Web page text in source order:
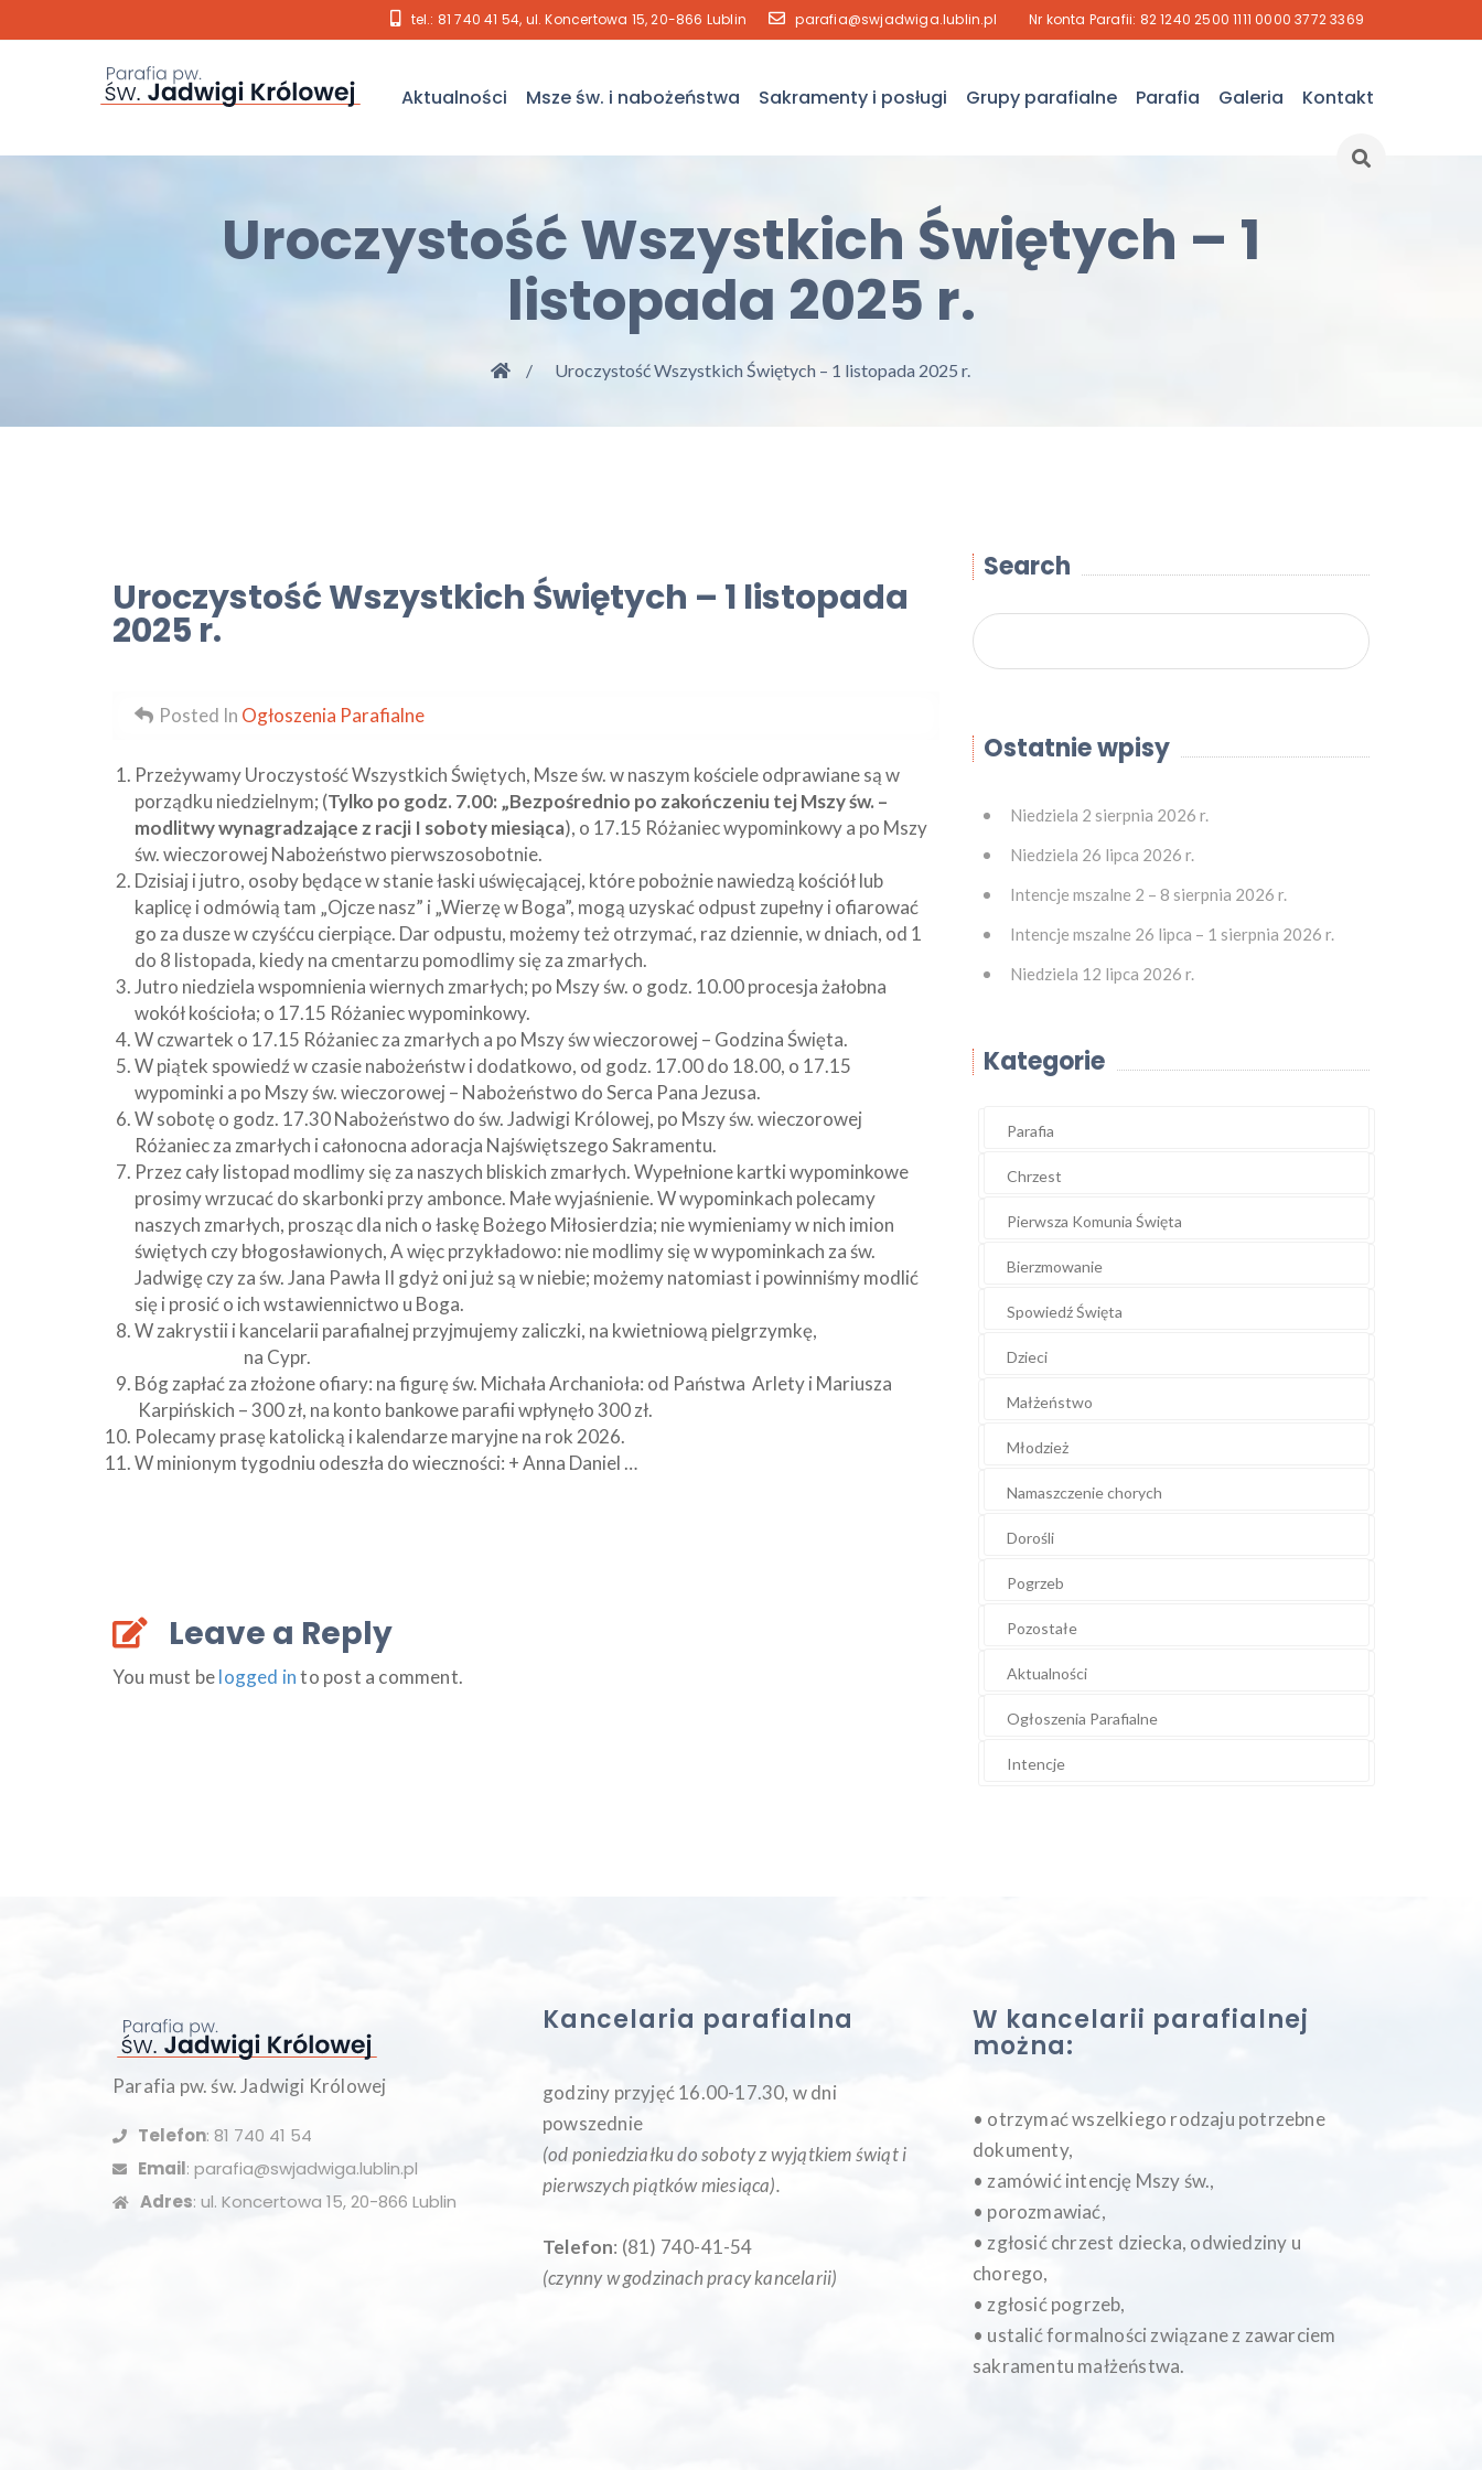
tel.: 81 740 41 54, ul. Koncertowa 15, 20-866 Lublin parafia@swjadwiga.lublin.pl Nr konta Parafii: 82 1240 2500 1111 0000 3772 3369
Aktualności Msze św. i nabożeństwa Sakramenty i posługi Grupy parafialne Parafia Galeria Kontakt
Uroczystość Wszystkich Świętych – 1
listopada 2025 r.
Uroczystość Wszystkich Świętych – 1 listopada 2025 r.
Uroczystość Wszystkich Świętych – 1 listopada
2025 r.
Posted In Ogłoszenia Parafialne
Przeżywamy Uroczystość Wszystkich Świętych, Msze św. w naszym kościele odprawiane są w
porządku niedzielnym; (Tylko po godz. 7.00: „Bezpośrednio po zakończeniu tej Mszy św. –
modlitwy wynagradzające z racji I soboty miesiąca), o 17.15 Różaniec wypominkowy a po Mszy
św. wieczorowej Nabożeństwo pierwszosobotnie.
Dzisiaj i jutro, osoby będące w stanie łaski uświęcającej, które pobożnie nawiedzą kościół lub
kaplicę i odmówią tam „Ojcze nasz” i „Wierzę w Boga”, mogą uzyskać odpust zupełny i ofiarować
go za dusze w czyśćcu cierpiące. Dar odpustu, możemy też otrzymać, raz dziennie, w dniach, od 1
do 8 listopada, kiedy na cmentarzu pomodlimy się za zmarłych.
Jutro niedziela wspomnienia wiernych zmarłych; po Mszy św. o godz. 10.00 procesja żałobna
wokół kościoła; o 17.15 Różaniec wypominkowy.
W czwartek o 17.15 Różaniec za zmarłych a po Mszy św wieczorowej – Godzina Święta.
W piątek spowiedź w czasie nabożeństw i dodatkowo, od godz. 17.00 do 18.00, o 17.15
wypominki a po Mszy św. wieczorowej – Nabożeństwo do Serca Pana Jezusa.
W sobotę o godz. 17.30 Nabożeństwo do św. Jadwigi Królowej, po Mszy św. wieczorowej
Różaniec za zmarłych i całonocna adoracja Najświętszego Sakramentu.
Przez cały listopad modlimy się za naszych bliskich zmarłych. Wypełnione kartki wypominkowe
prosimy wrzucać do skarbonki przy ambonce. Małe wyjaśnienie. W wypominkach polecamy
naszych zmarłych, prosząc dla nich o łaskę Bożego Miłosierdzia; nie wymieniamy w nich imion
świętych czy błogosławionych, A więc przykładowo: nie modlimy się w wypominkach za św.
Jadwigę czy za św. Jana Pawła II gdyż oni już są w niebie; możemy natomiast i powinniśmy modlić
się i prosić o ich wstawiennictwo u Boga.
W zakrystii i kancelarii parafialnej przyjmujemy zaliczki, na kwietniową pielgrzymkę,
na Cypr.
Bóg zapłać za złożone ofiary: na figurę św. Michała Archanioła: od Państwa Arlety i Mariusza
Karpińskich – 300 zł, na konto bankowe parafii wpłynęło 300 zł.
Polecamy prasę katolicką i kalendarze maryjne na rok 2026.
W minionym tygodniu odeszła do wieczności: + Anna Daniel …
Leave a Reply
You must belogged into post a comment.
Search
Ostatnie wpisy
Niedziela 2 sierpnia 2026 r.
Niedziela 26 lipca 2026 r.
Intencje mszalne 2 – 8 sierpnia 2026 r.
Intencje mszalne 26 lipca – 1 sierpnia 2026 r.
Niedziela 12 lipca 2026 r.
Kategorie
Parafia
Chrzest
Pierwsza Komunia Święta
Bierzmowanie
Spowiedź Święta
Dzieci
Małżeństwo
Młodzież
Namaszczenie chorych
Dorośli
Pogrzeb
Pozostałe
Aktualności
Ogłoszenia Parafialne
Intencje
Parafia pw. św. Jadwigi Królowej
Telefon: 81 740 41 54
Email: parafia@swjadwiga.lublin.pl
Adres: ul. Koncertowa 15, 20-866 Lublin
Kancelaria parafialna
godziny przyjęć 16.00-17.30, w dni
powszednie
(od poniedziałku do soboty z wyjątkiem świąt i
pierwszych piątków miesiąca).
Telefon: (81) 740-41-54
(czynny w godzinach pracy kancelarii)
W kancelarii parafialnej
można:
• otrzymać wszelkiego rodzaju potrzebne
dokumenty,
• zamówić intencję Mszy św.,
• porozmawiać,
• zgłosić chrzest dziecka, odwiedziny u
chorego,
• zgłosić pogrzeb,
• ustalić formalności związane z zawarciem
sakramentu małżeństwa.